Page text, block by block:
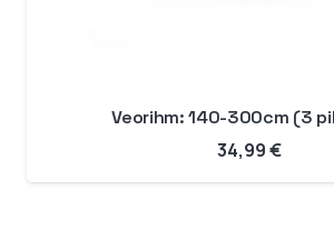
Veorihm: 140-300cm (3
34,99€